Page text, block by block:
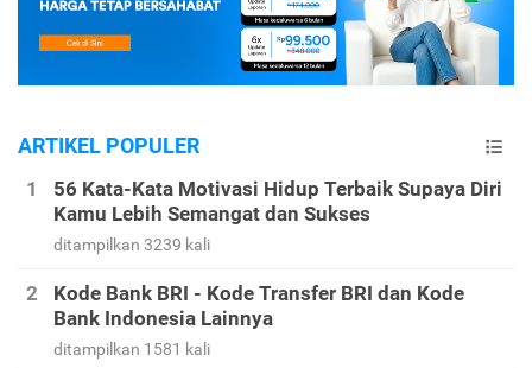
ARTIKEL POPULER
56 Kata-Kata Motivasi Hidup Terbaik Supaya Diri
Kamu Lebih Semangat dan Sukses
ditampilkan 3239 kali
Kode Bank BRI - Kode Transfer BRI dan Kode
Bank Indonesia Lainnya
ditampilkan 1581 kali